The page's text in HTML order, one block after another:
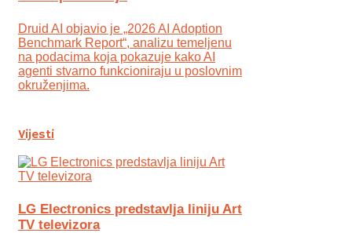
Druid AI objavio je „2026 AI Adoption
Benchmark Report“, analizu temeljenu
na podacima koja pokazuje kako AI
agenti stvarno funkcioniraju u poslovnim
okruženjima.
Vijesti
LG Electronics predstavlja liniju Art
TV televizora